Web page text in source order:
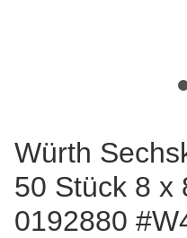
Würth
50 Stück 8 x
0192880